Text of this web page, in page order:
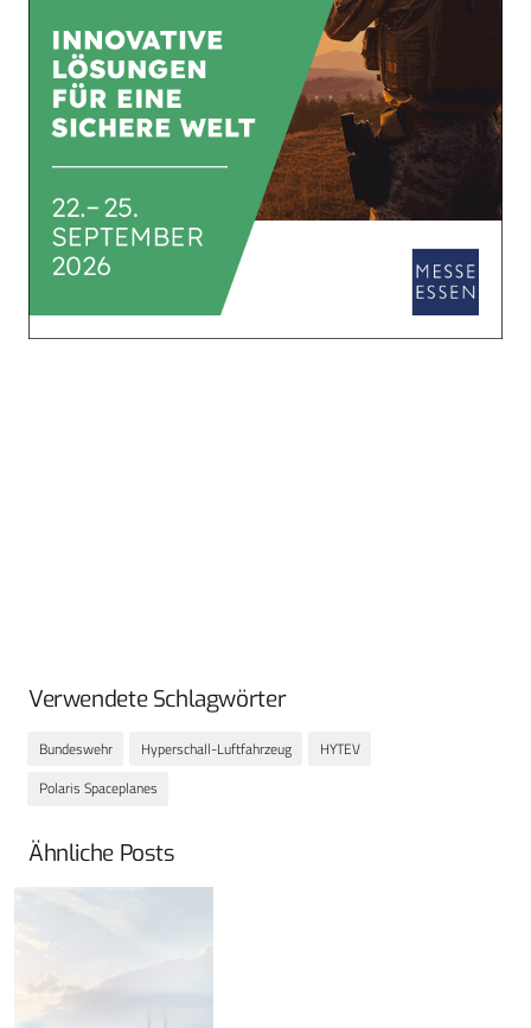
Verwendete Schlagwörter
Bundeswehr Hyperschall-Luftfahrzeug
HYTEV
Polaris Spaceplanes
Ähnliche Posts